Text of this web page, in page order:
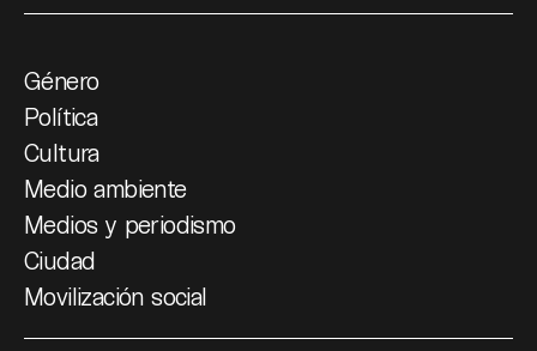
Género
Política
Cultura
Medio ambiente
Medios y periodismo
Ciudad
Movilización social